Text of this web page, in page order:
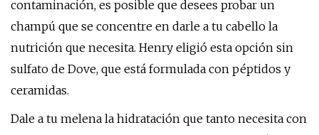
contaminación, es posible que desees probar un
champú que se concentre en darle a tu cabello la
nutrición que necesita. Henry eligió esta opción sin
sulfato de Dove, que está formulada con péptidos y
ceramidas.
Dale a tu melena la hidratación que tanto necesita con